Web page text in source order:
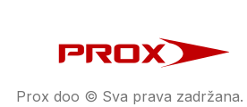
Prox doo © Sva prava zadržana.